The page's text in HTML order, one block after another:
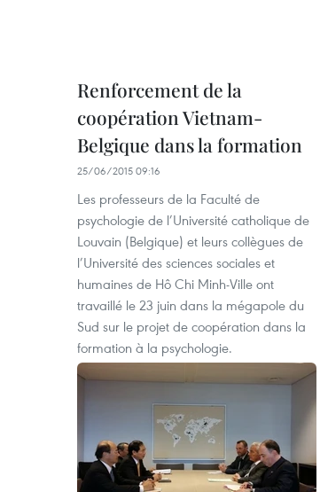
Renforcement de la
coopération Vietnam-
Belgique dans la formation
25/06/2015 09:16
Les professeurs de la Faculté de
psychologie de l’Université catholique de
Louvain (Belgique) et leurs collègues de
l’Université des sciences sociales et
humaines de Hô Chi Minh-Ville ont
travaillé le 23 juin dans la mégapole du
Sud sur le projet de coopération dans la
formation à la psychologie.